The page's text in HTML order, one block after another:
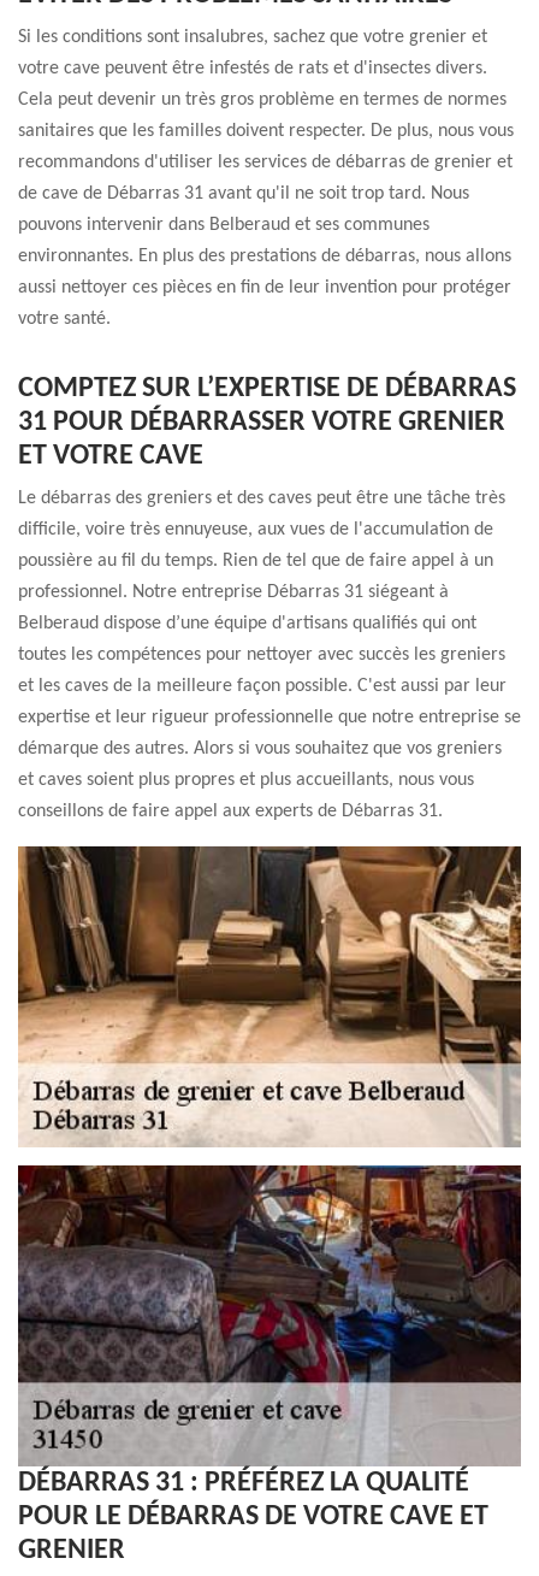
Si les conditions sont insalubres, sachez que votre grenier et
votre cave peuvent être infestés de rats et d'insectes divers.
Cela peut devenir un très gros problème en termes de normes
sanitaires que les familles doivent respecter. De plus, nous vous
recommandons d'utiliser les services de débarras de grenier et
de cave de Débarras 31 avant qu'il ne soit trop tard. Nous
pouvons intervenir dans Belberaud et ses communes
environnantes. En plus des prestations de débarras, nous allons
aussi nettoyer ces pièces en fin de leur invention pour protéger
votre santé.
COMPTEZ SUR L’EXPERTISE DE DÉBARRAS
31 POUR DÉBARRASSER VOTRE GRENIER
ET VOTRE CAVE
Le débarras des greniers et des caves peut être une tâche très
difficile, voire très ennuyeuse, aux vues de l'accumulation de
poussière au fil du temps. Rien de tel que de faire appel à un
professionnel. Notre entreprise Débarras 31 siégeant à
Belberaud dispose d’une équipe d'artisans qualifiés qui ont
toutes les compétences pour nettoyer avec succès les greniers
et les caves de la meilleure façon possible. C'est aussi par leur
expertise et leur rigueur professionnelle que notre entreprise se
démarque des autres. Alors si vous souhaitez que vos greniers
et caves soient plus propres et plus accueillants, nous vous
conseillons de faire appel aux experts de Débarras 31.
DÉBARRAS 31 : PRÉFÉREZ LA QUALITÉ
POUR LE DÉBARRAS DE VOTRE CAVE ET
GRENIER